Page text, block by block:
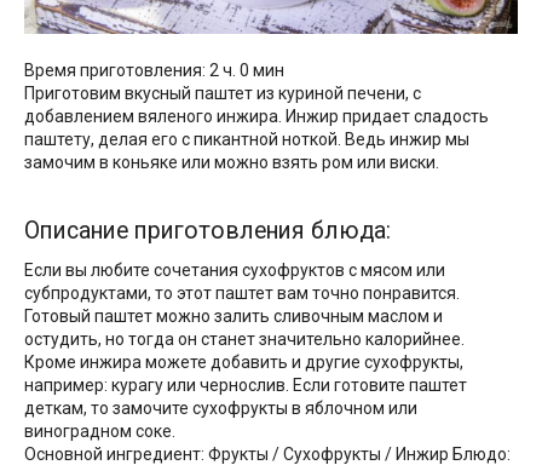
Время приготовления: 2 ч. 0 мин
Приготовим вкусный паштет из куриной печени, с
добавлением вяленого инжира. Инжир придает сладость
паштету, делая его с пикантной ноткой. Ведь инжир мы
замочим в коньяке или можно взять ром или виски.
Описание приготовления блюда:
Если вы любите сочетания сухофруктов с мясом или
субпродуктами, то этот паштет вам точно понравится.
Готовый паштет можно залить сливочным маслом и
остудить, но тогда он станет значительно калорийнее.
Кроме инжира можете добавить и другие сухофрукты,
например: курагу или чернослив. Если готовите паштет
деткам, то замочите сухофрукты в яблочном или
виноградном соке.
Основной ингредиент: Фрукты / Сухофрукты / Инжир Блюдо: